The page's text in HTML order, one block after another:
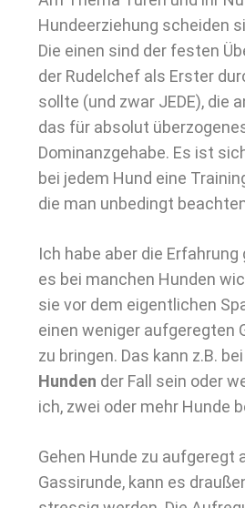
Hundeerziehung scheiden
Die einen sind der festen
der Rudelchef als Erster
sollte (und zwar JEDE), die
das für absolut
Dominanzgehabe. Es ist
bei jedem Hund eine
die man unbedingt
Ich habe aber die
es bei manchen Hunden
sie vor dem eigentlichen
einen weniger aufgeregten
zu bringen. Das kann z.B. bei
Hunden der Fall sein oder
ich, zwei oder mehr Hunde
Gehen Hunde zu aufgeregt
Gassirunde, kann es